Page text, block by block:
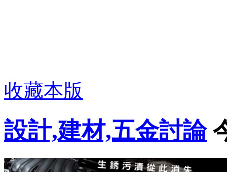
收藏本版
設計,建材,五金討論